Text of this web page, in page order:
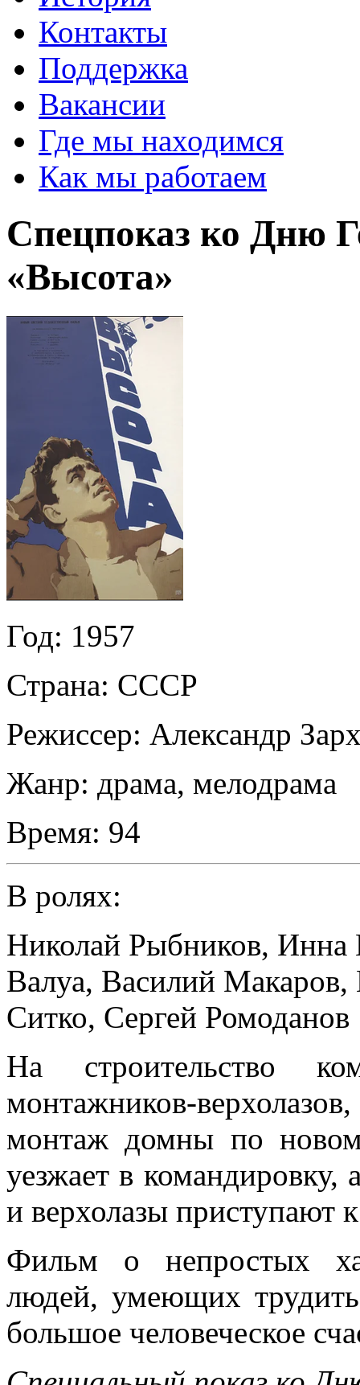
Контакты
Поддержка
Вакансии
Где мы находимся
Как мы работаем
Спецпоказ ко Дню
«Высота»
Год: 1957
Страна: СССР
Режиссер: Александр
Жанр: драма, мелодрама
Время: 94
В ролях:
Николай Рыбников, Инна
Валуа, Василий Макаров,
Ситко, Сергей Ромоданов
На строительство
монтажников-
монтаж домны по
уезжает в
и верхолазы приступают
Фильм о непростых
людей, умеющих
большое человеческое